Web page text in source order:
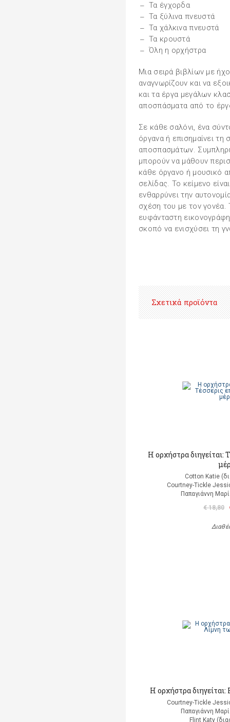
Τα έγχορδα
Τα ξύλινα πνευστά
Τα χάλκινα πνευστά
Τα κρουστά
Όλη η ορχήστρα
Μια σειρά βιβλίων με
αναγνωρίζουν και να
και τα έργα μεγάλων
αποσπάσματα από το
Σε κάθε σαλόνι, ένα
όργανα ή επισημαίνει
αποσπασμάτων.
μπορούν να μάθουν
κάθε όργανο ή μουσικό
σελίδας. Το κείμενο
ενθαρρύνει την
σχέση του με τον γονέα.
ευφάνταστη
σκοπό να ενισχύσει τη
Σχετικά προϊόντα
Η ορχήστρα διηγείται:
Cotton Katie
Courtney-Tickle
Παπαγιάννη
€ 18,80
Η ορχήστρα
Courtney-Tickle
Παπαγιάννη
Flint Katy